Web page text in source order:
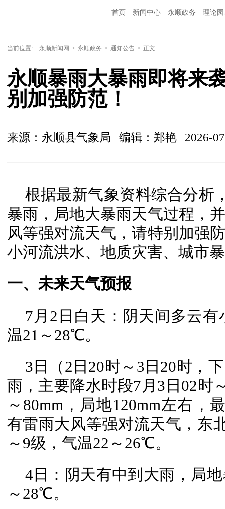
首页 新闻中心 永顺政务 理论
当前位置: 永顺新闻网 > 永顺政务 > 通知公告 > 正文
永顺暴雨大暴雨即将来
别加强防范！
来源：永顺县气象局 编辑：郑艳 2026-
根据最新气象资料综合分析
暴雨，局地大暴雨天气过程，
风等强对流天气，请特别加强
小河流洪水、地质灾害、城市
一、未来天气预报
7月2日白天：阴天间多云
温21～28℃。
3日（2日20时～3日20时，
雨，主要降水时段7月3日02时
～80mm，局地120mm左右，
有雷雨大风等强对流天气，东
～9级，气温22～26℃。
4日：阴天有中到大雨，局
～28℃。